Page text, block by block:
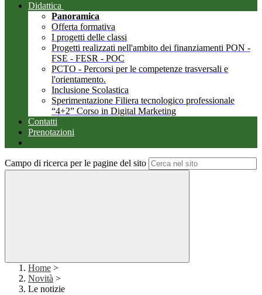
Didattica
Panoramica
Offerta formativa
I progetti delle classi
Progetti realizzati nell'ambito dei finanziamenti PON -
FSE - FESR - POC
PCTO - Percorsi per le competenze trasversali e
l'orientamento.
Inclusione Scolastica
Sperimentazione Filiera tecnologico professionale
“4+2” Corso in Digital Marketing
Contatti
Prenotazioni
Campo di ricerca per le pagine del sito
Home >
Novità >
Le notizie